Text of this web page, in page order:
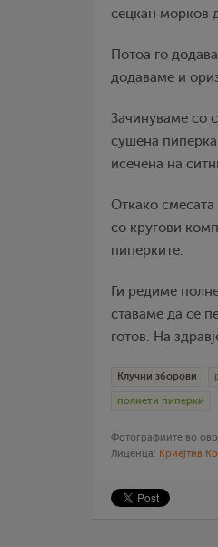
сецкан морков
Потоа го
додаваме и
Зачинуваме со
сушена
исечена на
Откако смесата
со кругови
пиперките.
Ги редиме
ставаме да се
готов. На
Клучни зборови
полнети пиперки
Фотографиите во
Лиценца: Криејтив